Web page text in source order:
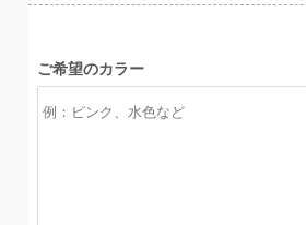
ご希望のカラー